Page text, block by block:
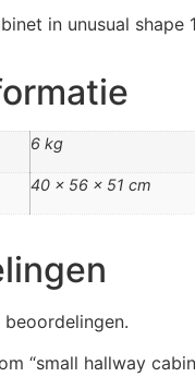
in unusual shape
6 kg
40 × 56 × 51 cm
“small hallway